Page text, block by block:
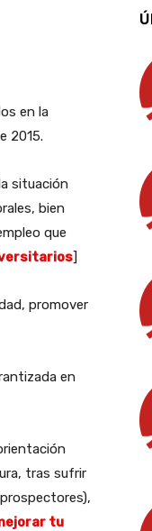
en la
2015.
situación
bien
que
]
promover
en
tras sufrir
tu